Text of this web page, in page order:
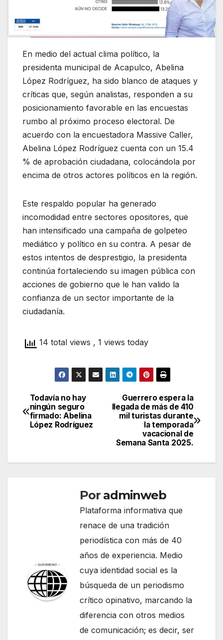
En medio del actual clima político, la
presidenta municipal de Acapulco, Abelina
López Rodríguez, ha sido blanco de ataques y
críticas que, según analistas, responden a su
posicionamiento favorable en las encuestas
rumbo al próximo proceso electoral. De
acuerdo con la encuestadora Massive Caller,
Abelina López Rodríguez cuenta con un 15.4
% de aprobación ciudadana, colocándola por
encima de otros actores políticos en la región.
Este respaldo popular ha generado
incomodidad entre sectores opositores, que
han intensificado una campaña de golpeteo
mediático y político en su contra. A pesar de
estos intentos de desprestigio, la presidenta
continúa fortaleciendo su imagen pública con
acciones de gobierno que le han valido la
confianza de un sector importante de la
ciudadanía.
14 total views , 1 views today
Navegación
de
Guerrero espera la
llegada de más de 410
mil turistas durante
la temporada
vacacional de
Semana Santa 2025.
Todavía no hay
ningún seguro
firmado: Abelina
López Rodríguez
Por adminweb
Plataforma informativa que
renace de una tradición
periodística con más de 40
años de experiencia. Medio
cuya identidad social es la
búsqueda de un periodismo
crítico opinativo, marcando la
diferencia con otros medios
de comunicación; es decir, ser